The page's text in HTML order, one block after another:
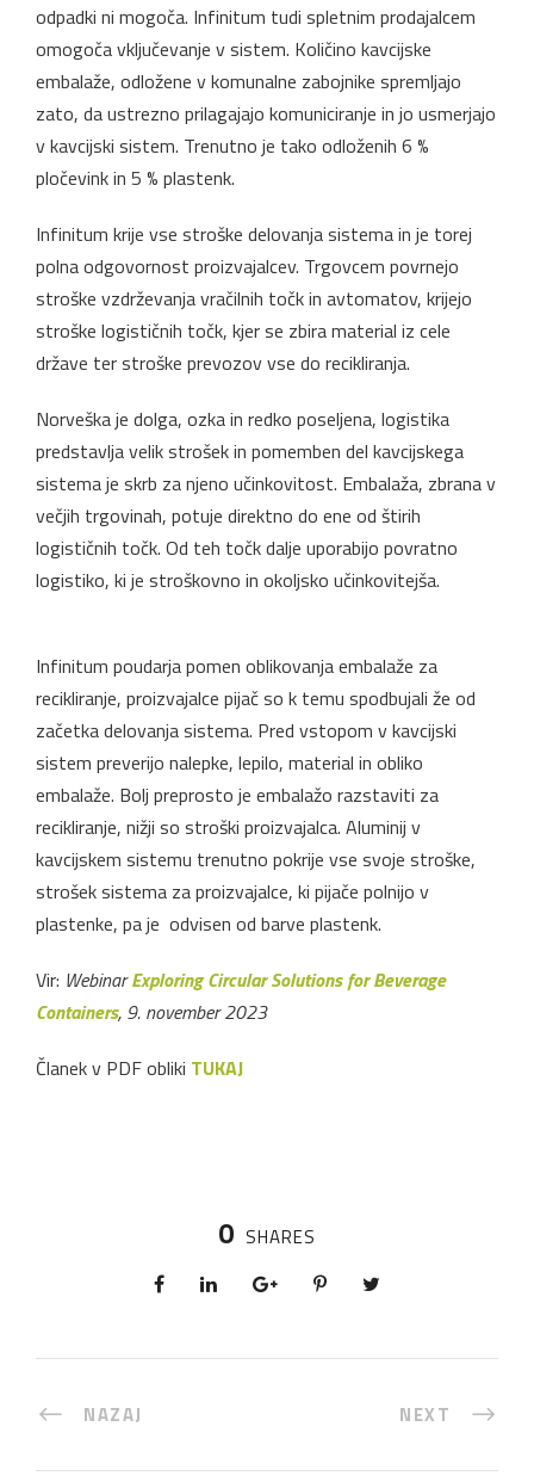
odpadki ni mogoča. Infinitum tudi spletnim prodajalcem
omogoča vključevanje v sistem. Količino kavcijske
embalaže, odložene v komunalne zabojnike spremljajo
zato, da ustrezno prilagajajo komuniciranje in jo usmerjajo
v kavcijski sistem. Trenutno je tako odloženih 6 %
pločevink in 5 % plastenk.
Infinitum krije vse stroške delovanja sistema in je torej
polna odgovornost proizvajalcev. Trgovcem povrnejo
stroške vzdrževanja vračilnih točk in avtomatov, krijejo
stroške logističnih točk, kjer se zbira material iz cele
države ter stroške prevozov vse do recikliranja.
Norveška je dolga, ozka in redko poseljena, logistika
predstavlja velik strošek in pomemben del kavcijskega
sistema je skrb za njeno učinkovitost. Embalaža, zbrana v
večjih trgovinah, potuje direktno do ene od štirih
logističnih točk. Od teh točk dalje uporabijo povratno
logistiko, ki je stroškovno in okoljsko učinkovitejša.
Infinitum poudarja pomen oblikovanja embalaže za
recikliranje, proizvajalce pijač so k temu spodbujali že od
začetka delovanja sistema. Pred vstopom v kavcijski
sistem preverijo nalepke, lepilo, material in obliko
embalaže. Bolj preprosto je embalažo razstaviti za
recikliranje, nižji so stroški proizvajalca. Aluminij v
kavcijskem sistemu trenutno pokrije vse svoje stroške,
strošek sistema za proizvajalce, ki pijače polnijo v
plastenke, pa je odvisen od barve plastenk.
Vir: WebinarExploring Circular Solutions for Beverage
Containers, 9. november 2023
Članek v PDF obliki TUKAJ
0 SHARES
NAZAJ NEXT